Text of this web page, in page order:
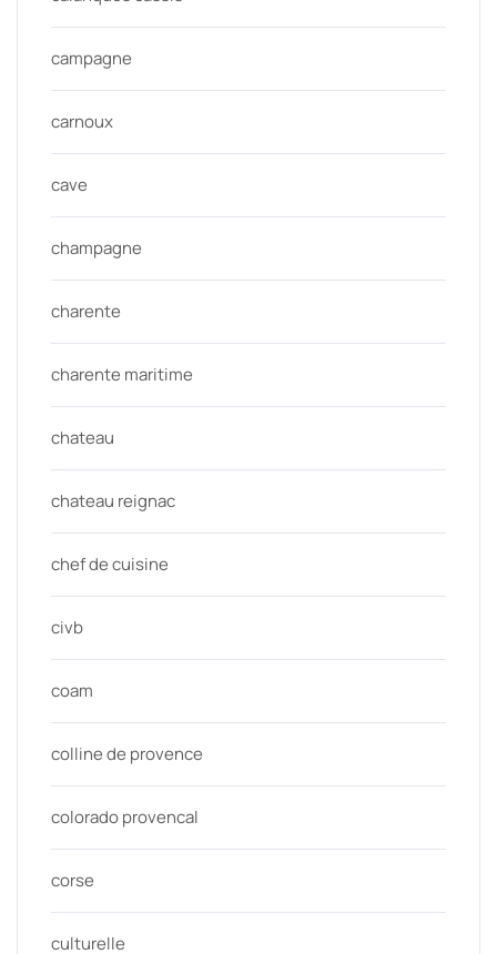
campagne
carnoux
cave
champagne
charente
charente maritime
chateau
chateau reignac
chef de cuisine
civb
coam
colline de provence
colorado provencal
corse
culturelle